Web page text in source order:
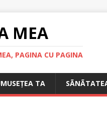
MEA
PAGINA CU PAGINA
TA